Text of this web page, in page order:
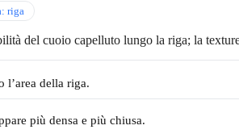
riga
del cuoio capelluto lungo la riga; la
della riga.
più densa e più chiusa.